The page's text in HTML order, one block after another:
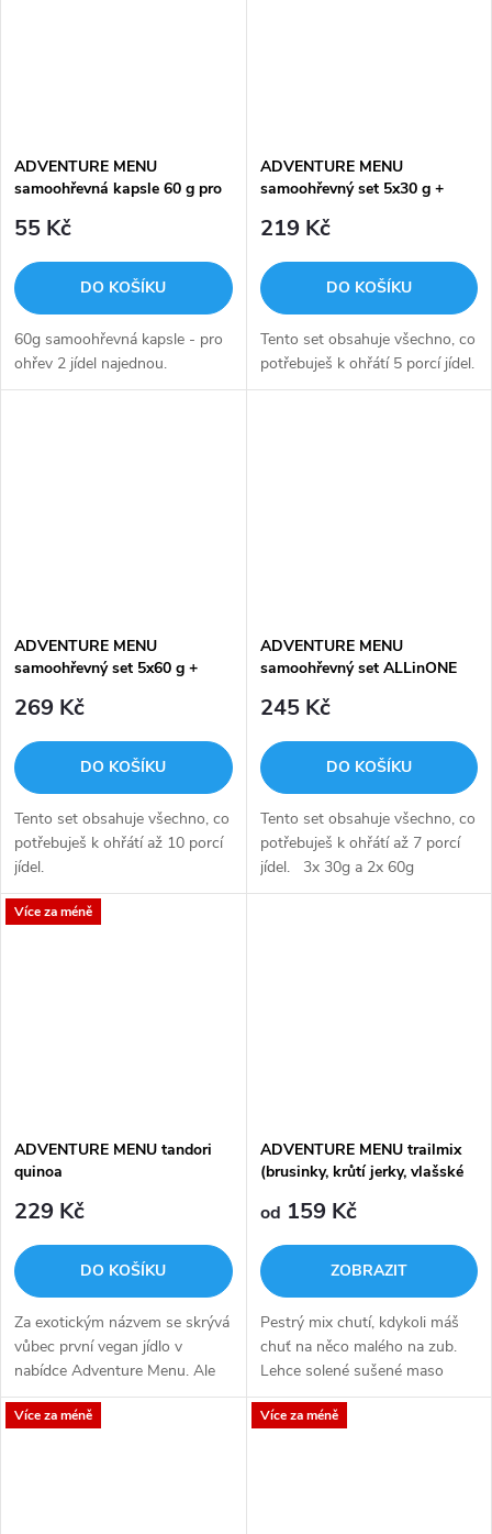
ADVENTURE MENU
samoohřevná kapsle 60 g pro
55 Kč
DO KOŠÍKU
60g samoohřevná kapsle - pro
ohřev 2 jídel najednou.
ADVENTURE MENU
samoohřevný set 5x30 g +
219 Kč
DO KOŠÍKU
Tento set obsahuje všechno, co
potřebuješ k ohřátí 5 porcí jídel.
ADVENTURE MENU
samoohřevný set 5x60 g +
269 Kč
DO KOŠÍKU
Tento set obsahuje všechno, co
potřebuješ k ohřátí až 10 porcí
jídel.
ADVENTURE MENU
samoohřevný set ALLinONE
245 Kč
DO KOŠÍKU
Tento set obsahuje všechno, co
potřebuješ k ohřátí až 7 porcí
jídel. 3x 30g a 2x 60g
samoohřevná kapsle→ 30g
Více za méně
ADVENTURE MENU tandori
quinoa
229 Kč
DO KOŠÍKU
Za exotickým názvem se skrývá
vůbec první vegan jídlo v
nabídce Adventure Menu. Ale
nemusí se jej obávat ani
klasický strávník vyznávající
ADVENTURE MENU trailmix
(brusinky, krůtí jerky, vlašské
od 159 Kč
ZOBRAZIT
Pestrý mix chutí, kdykoli máš
chuť na něco malého na zub.
Lehce solené sušené maso
smíchané se sladkým sušeným
ovocem a přírodními ořechy ti
Více za méně Více za méně